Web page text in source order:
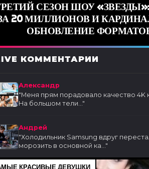
СЕЗОН ШОУ
20 МИЛЛИОНОВ И
ОБНОВЛЕНИЕ
КОММЕНТАРИИ
Александр
"Меня прям порадовало качество 4K
На большом тели..."
Андрей
"Холодильник Samsung вдруг
морозить в основной ка..."
КРАСИВЫЕ ДЕВУШКИ